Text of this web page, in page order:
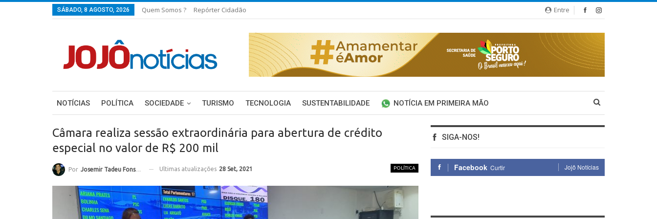
Entre
SÁBADO, 8 AGOSTO, 2026 Quem Somos ? Repórter Cidadão
NOTÍCIAS POLÍTICA SOCIEDADE TURISMO TECNOLOGIA SUSTENTABILIDADE NOTÍCIA EM PRIMEIRA MÃO
Câmara realiza sessão extraordinária para abertura de crédito
especial no valor de R$ 200 mil
POLÍTICA
Por Josemir Tadeu Fonseca Ultimas atualizações 28 Set, 2021
SIGA-NOS!
Facebook Curtir Jojô Notícias